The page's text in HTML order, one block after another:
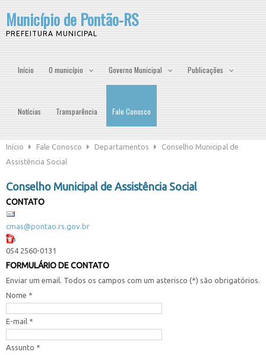
Município de Pontão-RS
PREFEITURA MUNICIPAL
Início O município Governo Municipal Publicações
Notícias Transparência Fale Conosco
Início Fale Conosco Departamentos
Conselho Municipal de
Assistência Social
Conselho Municipal de Assistência Social
CONTATO
cmas@pontao.rs.gov.br
054 2560-0131
FORMULÁRIO DE CONTATO
Enviar um email. Todos os campos com um asterisco (*) são obrigatórios.
Nome *
E-mail *
Assunto *